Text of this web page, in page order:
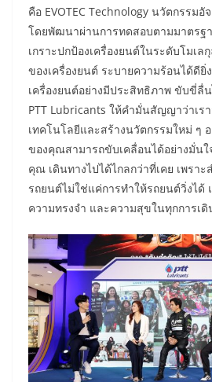
คือ EVOTEC Technology นวัตกรรม
โดยพัฒนาผ่านการทดสอบตามมาตรฐ
เกราะปกป้องเครื่องยนต์ในระดับโมเ
ของเครื่องยนต์ ระบายความร้อนได้ดี
เครื่องยนต์อย่างมีประสิทธิภาพ ขับขี่ลื่
PTT Lubricants ให้คำมั่นสัญญาว่าเร
เทคโนโลยีและสร้างนวัตกรรมใหม่ ๆ อ
ของคุณสามารถขับเคลื่อนได้อย่างมั่น
คุณ เดินทางไปได้ไกลกว่าที่เคย เพราะ
รถยนต์ไม่ใช่แค่การทำให้รถยนต์วิ่งได้
ความทรงจำ และความสุขในทุกการเดิ